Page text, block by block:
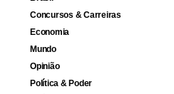
Concursos & Carreiras
Economia
Mundo
Opinião
Política & Poder